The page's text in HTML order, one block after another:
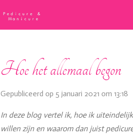
Hoe het allemaal begon
Gepubliceerd op 5 januari 2021 om 13:18
In deze blog vertel ik, hoe ik
willen zijn en waarom dan juist